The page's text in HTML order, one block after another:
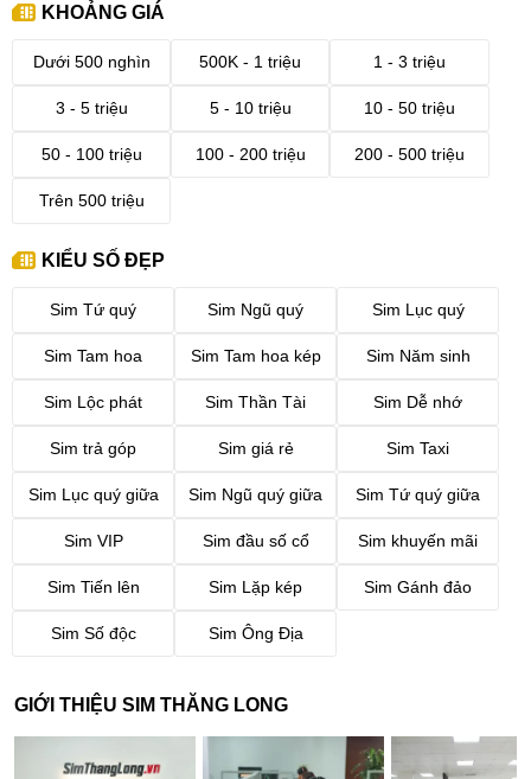
KHOẢNG GIÁ
Dưới 500 nghìn 500K - 1 triệu 1 - 3 triệu
3 - 5 triệu 5 - 10 triệu 10 - 50 triệu
50 - 100 triệu 100 - 200 triệu 200 - 500 triệu
Trên 500 triệu
KIỂU SỐ ĐẸP
Sim Tứ quý Sim Ngũ quý Sim Lục quý
Sim Tam hoa Sim Tam hoa kép Sim Năm sinh
Sim Lộc phát Sim Thần Tài Sim Dễ nhớ
Sim trả góp Sim giá rẻ Sim Taxi
Sim Lục quý giữa Sim Ngũ quý giữa Sim Tứ quý giữa
Sim VIP Sim đầu số cổ Sim khuyến mãi
Sim Tiến lên Sim Lặp kép Sim Gánh đảo
Sim Số độc Sim Ông Địa
GIỚI THIỆU SIM THĂNG LONG